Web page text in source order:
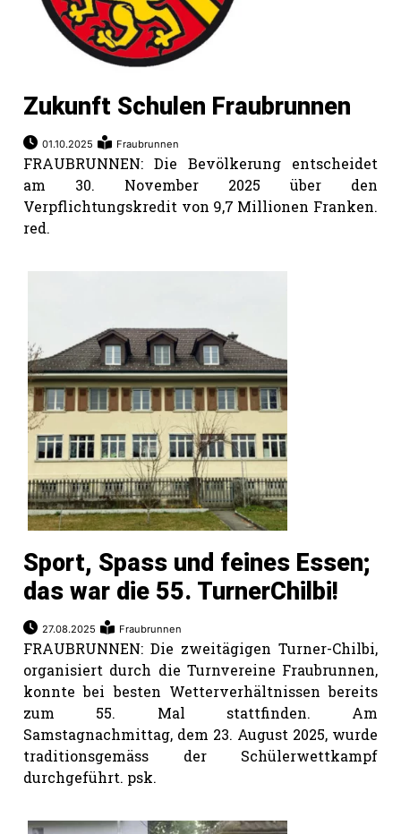
Zukunft Schulen Fraubrunnen
01.10.2025 Fraubrunnen
FRAUBRUNNEN: Die Bevölkerung entscheidet
am 30. November 2025 über den
Verpflichtungskredit von 9,7 Millionen Franken.
red.
Sport, Spass und feines Essen;
das war die 55. TurnerChilbi!
27.08.2025 Fraubrunnen
FRAUBRUNNEN: Die zweitägigen Turner-Chilbi,
organisiert durch die Turnvereine Fraubrunnen,
konnte bei besten Wetterverhältnissen bereits
zum 55. Mal stattfinden. Am
Samstagnachmittag, dem 23. August 2025, wurde
traditionsgemäss der Schülerwettkampf
durchgeführt. psk.